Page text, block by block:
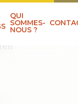
QUI
SOMMES-
NOUS ?